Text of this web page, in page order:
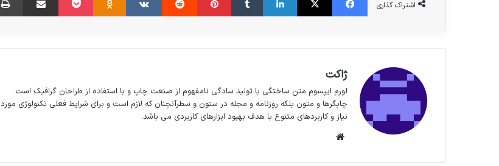
اشتراک گذاری
ژاکت
لورم ایپسوم متن ساختگی با تولید سادگی نامفهوم از صنعت چاپ و با استفاده از طراحان گرافیک است.
چاپگرها و متون بلکه روزنامه و مجله در ستون و سطرآنچنان که لازم است و برای شرایط فعلی تکنولوژی مورد
نیاز و کاربردهای متنوع با هدف بهبود ابزارهای کاربردی می باشد.
تصورش هم ترسناکه
دیدار قائم مقام وزارت امور خارجه سوئد با